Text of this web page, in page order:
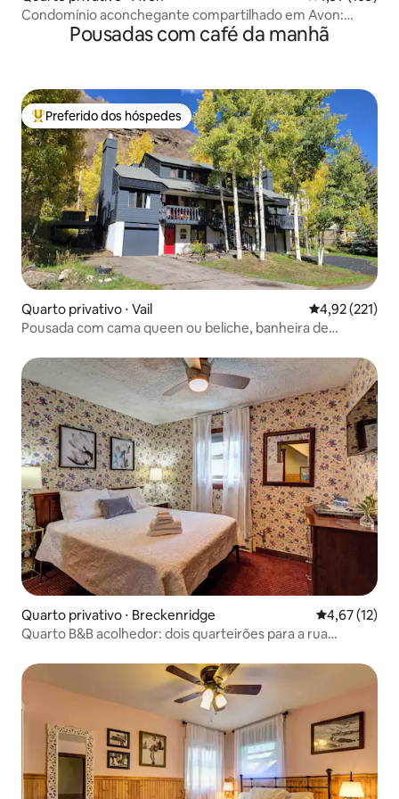
Condomínio aconchegante compartilhado em Avon:
Localização, Localização!
Pousadas com café da manhã
Entre os melhores preferidos dos hóspedes
Preferido dos hóspedes
Quarto privativo ⋅ Vail 4,92 de uma
4,92 (221)
Pousada com cama queen ou beliche, banheira de
Quarto privativo ⋅ Breckenridge 4,67 de uma
4,67 (12)
Quarto B&B acolhedor: dois quarteirões para a rua